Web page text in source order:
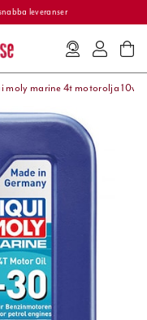
leveranser
moly marine 4t motorolja 10w-